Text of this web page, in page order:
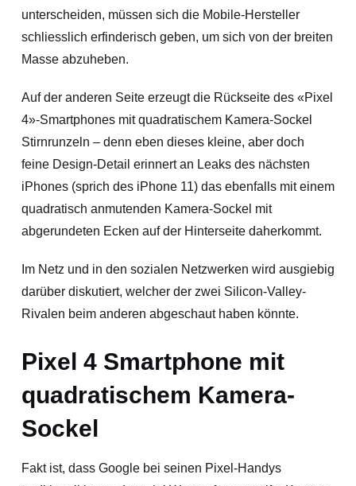
unterscheiden, müssen sich die Mobile-Hersteller
schliesslich erfinderisch geben, um sich von der breiten
Masse abzuheben.
Auf der anderen Seite erzeugt die Rückseite des «Pixel
4»-Smartphones mit quadratischem Kamera-Sockel
Stirnrunzeln – denn eben dieses kleine, aber doch
feine Design-Detail erinnert an Leaks des nächsten
iPhones (sprich des iPhone 11) das ebenfalls mit einem
quadratisch anmutenden Kamera-Sockel mit
abgerundeten Ecken auf der Hinterseite daherkommt.
Im Netz und in den sozialen Netzwerken wird ausgiebig
darüber diskutiert, welcher der zwei Silicon-Valley-
Rivalen beim anderen abgeschaut haben könnte.
Pixel 4 Smartphone mit
quadratischem Kamera-
Sockel
Fakt ist, dass Google bei seinen Pixel-Handys